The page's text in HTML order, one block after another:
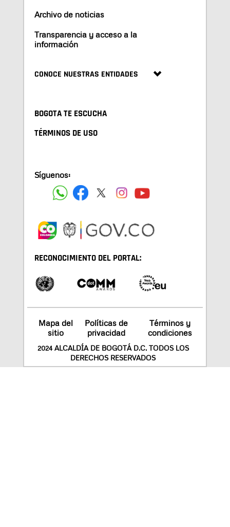
Archivo de noticias
Transparencia y acceso a la
información
CONOCE NUESTRAS ENTIDADES
BOGOTA TE ESCUCHA
TÉRMINOS DE USO
Síguenos:
RECONOCIMIENTO DEL PORTAL:
Mapa del
sitio
Políticas de
privacidad
Términos y
condiciones
2024 ALCALDÍA DE BOGOTÁ D.C. TODOS LOS
DERECHOS RESERVADOS